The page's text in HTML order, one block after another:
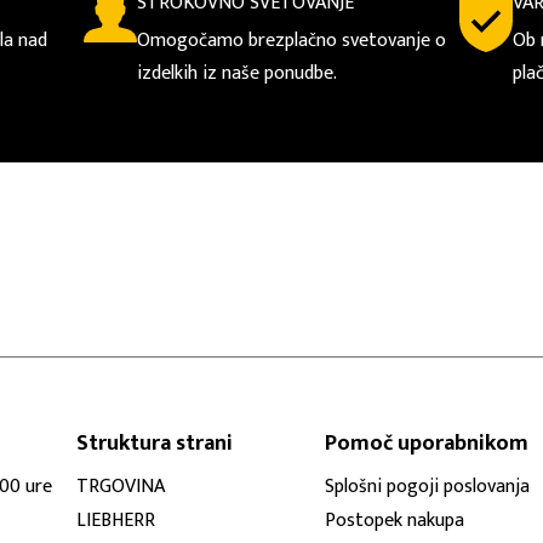
nad
Omogočamo brezplačno svetovanje o
izdelkih iz naše ponudbe.
Ob
ure
Struktura strani
TRGOVINA
LIEBHERR
Pomoč uporabnikom
Splošni pogoji poslovanja
Postopek nakupa